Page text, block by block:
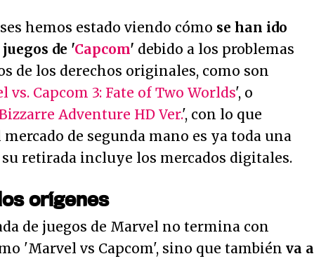
hemos estado viendo cómo se han ido
de 'Capcom' debido a los problemas
de los derechos originales, como son
vs. Capcom 3: Fate of Two Worlds', o
Bizzarre Adventure HD Ver.', con lo que
de segunda mano es ya toda una
su retirada incluye los mercados digitales.
orígenes
de juegos de Marvel no termina con
'Marvel vs Capcom', sino que también va a